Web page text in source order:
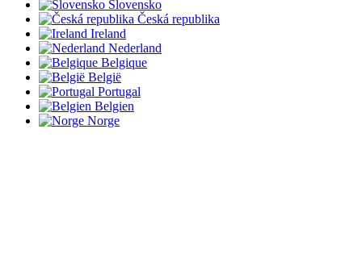
Slovensko
Česká republika
Ireland
Nederland
Belgique
België
Portugal
Belgien
Norge